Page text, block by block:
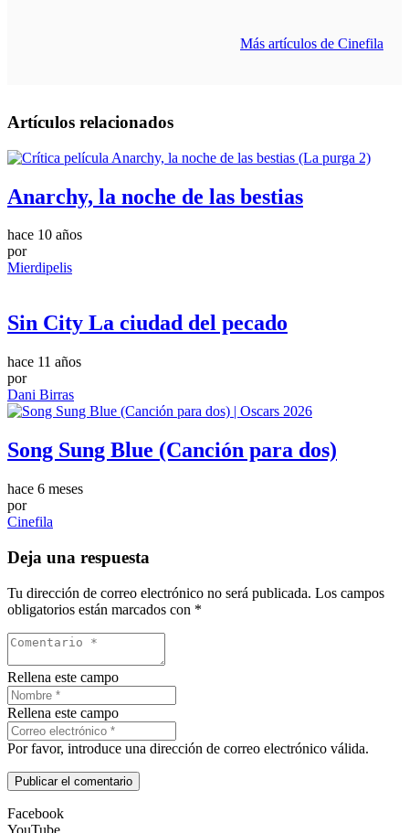
Más artículos de Cinefila
Artículos relacionados
Anarchy, la noche de las bestias
hace 10 años
por
Mierdipelis
Sin City La ciudad del pecado
hace 11 años
por
Dani Birras
Song Sung Blue (Canción para dos)
hace 6 meses
por
Cinefila
Deja una respuesta
Tu dirección de correo electrónico no será publicada. Los campos
obligatorios están marcados con *
Rellena este campo
Rellena este campo
Por favor, introduce una dirección de correo electrónico válida.
Publicar el comentario
Facebook
YouTube